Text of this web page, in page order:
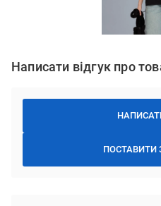
Написати відгук про
ПОСТАВИТИ